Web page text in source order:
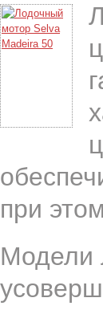
при
Модели